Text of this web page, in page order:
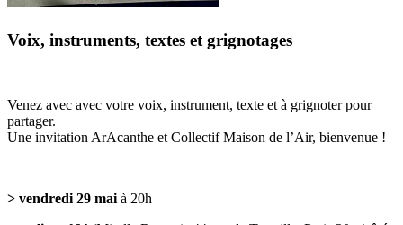
Voix, instruments, textes et grignotages
Venez avec avec votre voix, instrument, texte et à grignoter pour
partager.
Une invitation ArAcanthe et Collectif Maison de l’Air, bienvenue !
> vendredi 29 maià 20h